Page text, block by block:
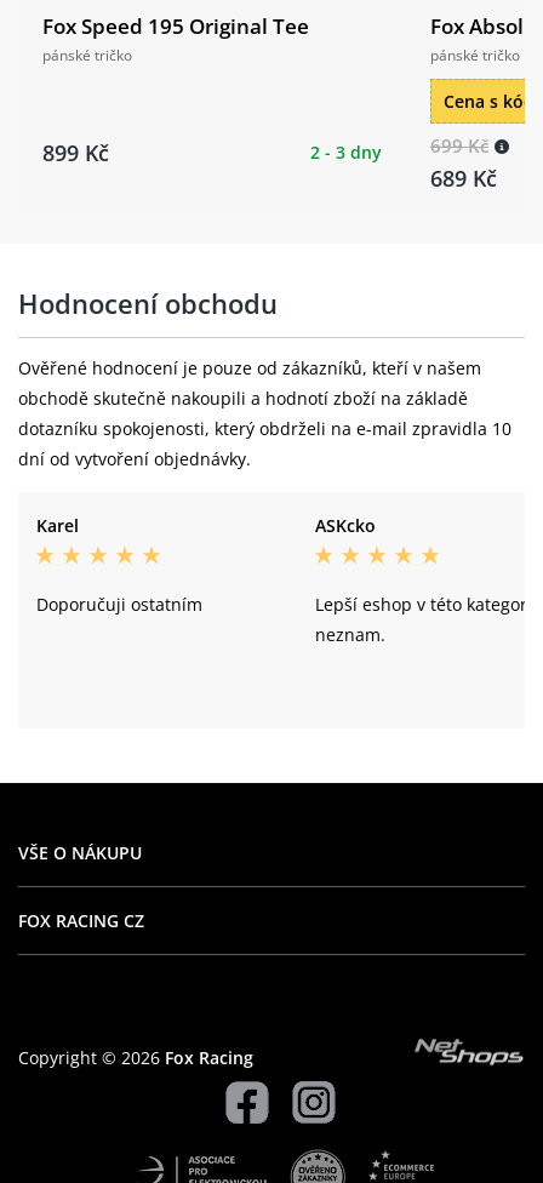
Fox Speed 195 Original Tee
pánské tričko
899 Kč 2 - 3 dny
Fox
pánské tričko
Cena s
699 Kč
689 Kč
Hodnocení obchodu
Ověřené hodnocení je pouze od zákazníků, kteří v našem
obchodě skutečně nakoupili a hodnotí zboží na základě
dotazníku spokojenosti, který obdrželi na e-mail zpravidla 10
dní od vytvoření objednávky.
Karel
Doporučuji ostatním
ASKcko
Lepší eshop v této kategorii
neznam.
VŠE O NÁKUPU
FOX RACING CZ
Copyright © 2026 Fox Racing